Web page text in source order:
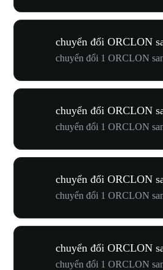
chuyển đổi ORCLON
chuyển đổi 1 ORCLON
chuyển đổi ORCLON
chuyển đổi 1 ORCLON
chuyển đổi ORCLON
chuyển đổi 1 ORCLON
chuyển đổi ORCLON
chuyển đổi 1 ORCLON